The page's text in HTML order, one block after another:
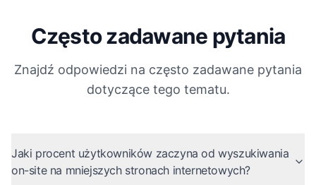
Często zadawane pytania
Znajdź odpowiedzi na często zadawane pytania
dotyczące tego tematu.
Jaki procent użytkowników zaczyna od wyszukiwania
on-site na mniejszych stronach internetowych?